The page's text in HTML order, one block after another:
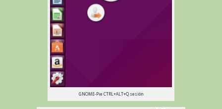
GNOME-Pie CTRL+ALT+Q sesión